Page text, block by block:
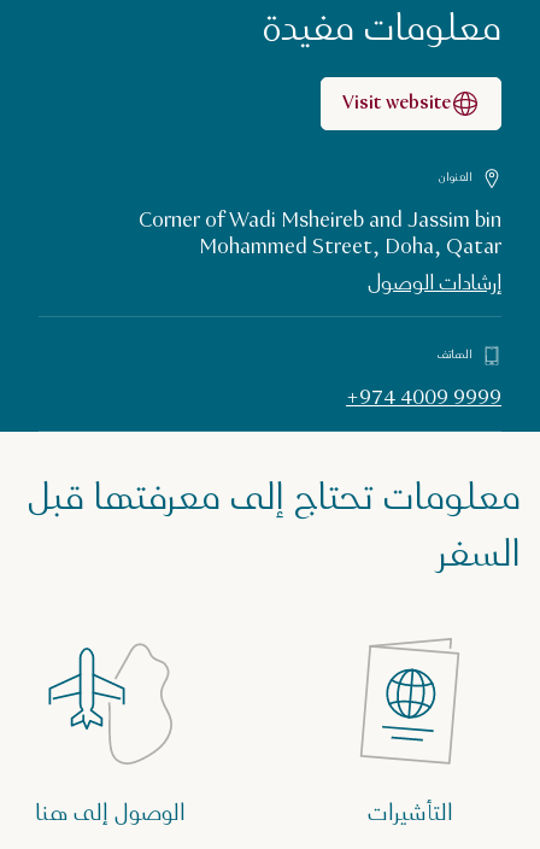
معلومات مفيدة
Visit website
العنوان
Corner of Wadi Msheireb and Jassim bin
Mohammed Street, Doha, Qatar
إرشادات الوصول
الهاتف
+974 4009 9999
معلومات تحتاج إلى معرفتها قبل
السفر
التأشيرات الوصول إلى هنا